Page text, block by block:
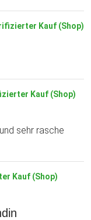
Kauf (Shop)
Kauf (Shop)
sehr rasche
Kauf (Shop)